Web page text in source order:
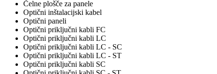
Čelne plošče za panele
Optični inštalacijski kabel
Optični paneli
Optični priključni kabli FC
Optični priključni kabli LC
Optični priključni kabli LC - SC
Optični priključni kabli LC - ST
Optični priključni kabli SC